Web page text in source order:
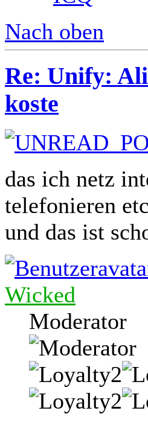
Nach oben
Re: Unify:
koste
das ich netz
telefonieren
und das ist
Wicked
Moderator